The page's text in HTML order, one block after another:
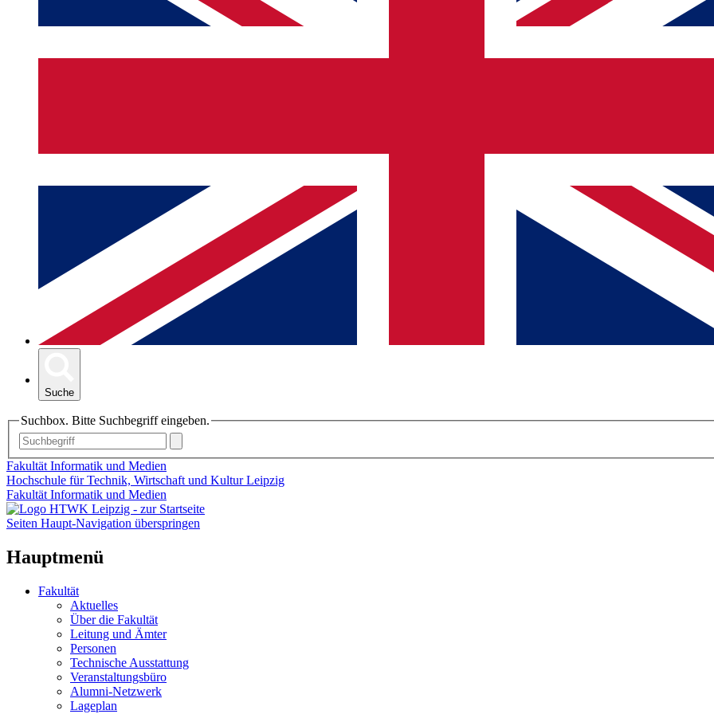
Suche
Suchbox. Bitte Suchbegriff eingeben.
Fakultät Informatik und Medien
Hochschule für Technik, Wirtschaft und Kultur Leipzig
Fakultät Informatik und Medien
Seiten Haupt-Navigation überspringen
Hauptmenü
Fakultät
Aktuelles
Über die Fakultät
Leitung und Ämter
Personen
Technische Ausstattung
Veranstaltungsbüro
Alumni-Netzwerk
Lageplan